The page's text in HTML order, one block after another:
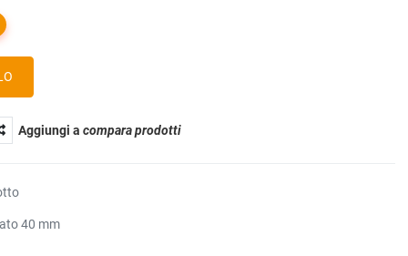
Aggiungi acompara prodotti
40 mm